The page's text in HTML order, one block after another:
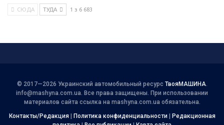
СЮДА ТУДА 1 з 6 683
© 2017—2026 Украинский автомобильный ресурс ТвояМАШИНА.
info@mashyna.com.ua. Все права защищены. При использовании
материалов сайта ссылка на mashyna.com.ua обязательна.
Контакты/Редакция| Политика конфиденциальности| Редакционная